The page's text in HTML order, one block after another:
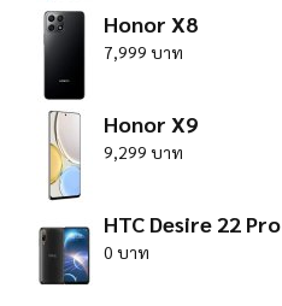
Honor X8
7,999 บาท
Honor X9
9,299 บาท
HTC Desire 22 Pro
0 บาท